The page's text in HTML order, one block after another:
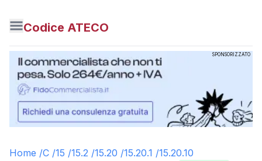
Codice ATECO
SPONSORIZZATO
Home /C /15 /15.2 /15.20 /15.20.1 /15.20.10